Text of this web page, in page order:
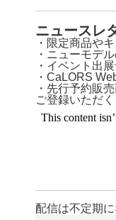
ニュースレ
・限定商品や
・ニューモデ
・イベント出
・CaLORS
・先行予約販
ご登録いただ
配信は不定期